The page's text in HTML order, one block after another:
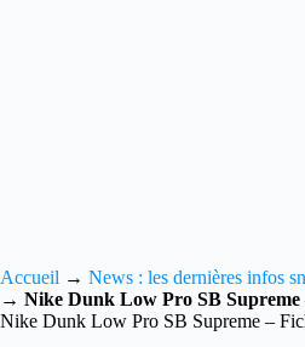
Accueil → News : les dernières infos
→ Nike Dunk Low Pro SB
Nike Dunk Low Pro SB Supreme –